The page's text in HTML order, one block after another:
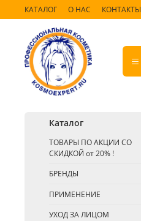
КАТАЛОГ О НАС КОНТАКТЫ
Каталог
ТОВАРЫ ПО АКЦИИ СО
СКИДКОЙ от 20% !
БРЕНДЫ
ПРИМЕНЕНИЕ
УХОД ЗА ЛИЦОМ